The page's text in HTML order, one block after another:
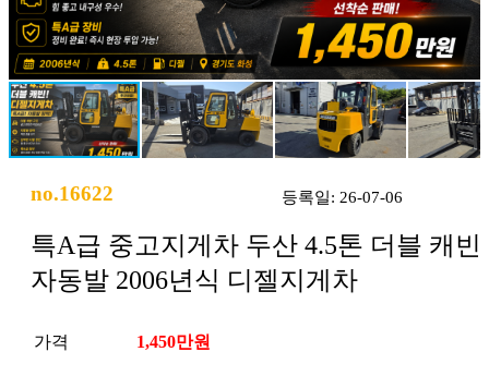
no.16622 등록일: 26-07-06
특A급 중고지게차 두산 4.5톤 더블 캐빈
자동발 2006년식 디젤지게차
가격 1,450만원